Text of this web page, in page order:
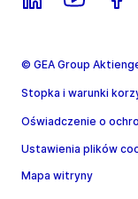
© GEA Group
Stopka i warunki
Oświadczenie o
Ustawienia plików
Mapa witryny